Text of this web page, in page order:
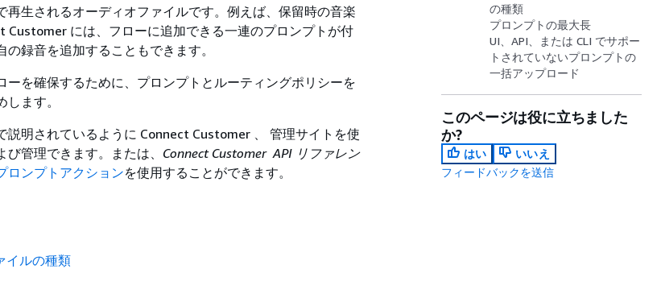
再生されるオーディオファイルです。例えば、保留時の音楽
Customer には、フローに追加できる一連のプロンプトが付
録音を追加することもできます。
ーを確保するために、プロンプトとルーティングポリシーを
ます。
説明されているように Connect Customer 、 管理サイトを使
管理できます。または、 Connect Customer API リファレン
ロンプトアクションを使用することができます。
イルの種類
の種類
プロンプトの最大長
UI、API、または CLI でサポー
トされていないプロンプトの
一括アップロード
このページは役に立ちました
か?
はい
いいえ
フィードバックを送信